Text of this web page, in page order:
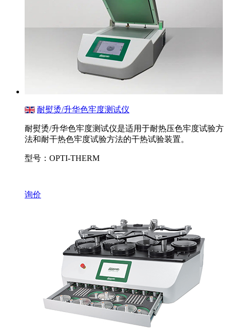
耐熨烫/升华色牢度测试仪
耐熨烫/升华色牢度测试仪是适用于耐热压色牢度试验方
法和耐干热色牢度试验方法的干热试验装置。
型号：OPTI-THERM
询价